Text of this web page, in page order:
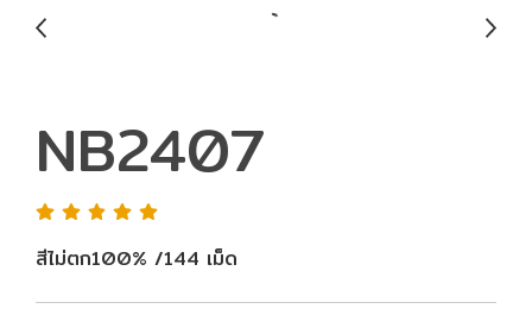
NB2407
สีไม่ตก100% /144 เม็ด